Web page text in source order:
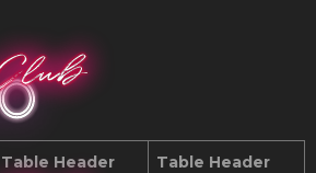
Table Header Table Header